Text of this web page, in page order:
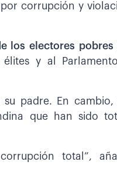
corrupción y
los electores pobres
y al
su padre. En cambio,
que han sido
total”,